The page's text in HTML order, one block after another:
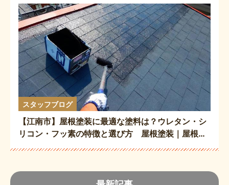
スタッフブログ
【江南市】屋根塗装に最適な塗料は？ウレタン・シ
リコン・フッ素の特徴と選び方 屋根塗装｜屋根修
理｜外壁塗装